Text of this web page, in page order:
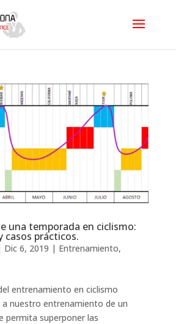
una temporada en ciclismo:
casos prácticos.
Dic 6, 2019 | Entrenamiento,
entrenamiento en ciclismo
nuestro entrenamiento de un
permita superponer las